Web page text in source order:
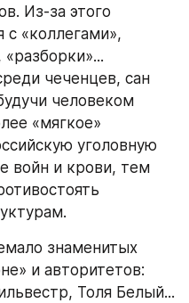
Из-за этого
с «коллегами»,
чеченцев, сан
человеком
«мягкое»
уголовную
войн и крови, тем
знаменитых
и авторитетов:
Толя Белый...